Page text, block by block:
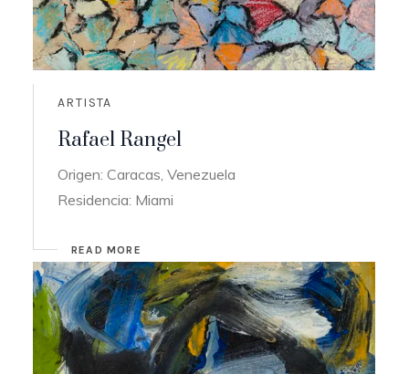
ARTISTA
Rafael Rangel
Origen: Caracas, Venezuela
Residencia: Miami
READ MORE